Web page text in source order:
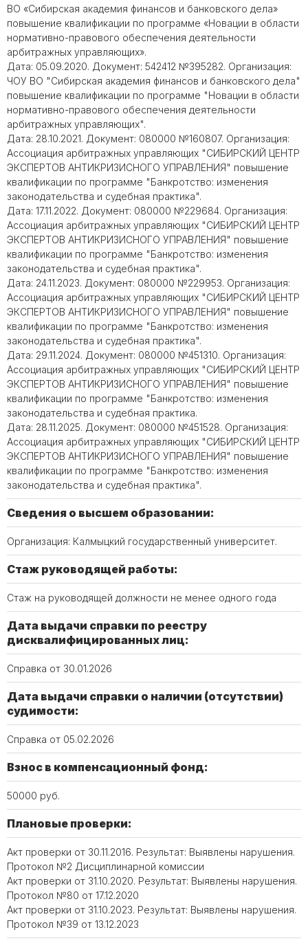
ВО «Сибирская академия финансов и банковского дела»
повышение квалификации по программе «Новации в области
нормативно-правового обеспечения деятельности
арбитражных управляющих».
Дата: 05.09.2020. Документ: 542412 №395282. Организация:
ЧОУ ВО "Сибирская академия финансов и банковского дела"
повышение квалификации по программе "Новации в области
нормативно-правового обеспечения деятельности
арбитражных управляющих".
Дата: 28.10.2021. Документ: 080000 №160807. Организация:
Ассоциация арбитражных управляющих "СИБИРСКИЙ ЦЕНТР
ЭКСПЕРТОВ АНТИКРИЗИСНОГО УПРАВЛЕНИЯ" повышение
квалификации по программе "Банкротство: изменения
законодательства и судебная практика".
Дата: 17.11.2022. Документ: 080000 №229684. Организация:
Ассоциация арбитражных управляющих "СИБИРСКИЙ ЦЕНТР
ЭКСПЕРТОВ АНТИКРИЗИСНОГО УПРАВЛЕНИЯ" повышение
квалификации по программе "Банкротство: изменения
законодательства и судебная практика".
Дата: 24.11.2023. Документ: 080000 №229953. Организация:
Ассоциация арбитражных управляющих "СИБИРСКИЙ ЦЕНТР
ЭКСПЕРТОВ АНТИКРИЗИСНОГО УПРАВЛЕНИЯ" повышение
квалификации по программе "Банкротство: изменения
законодательства и судебная практика".
Дата: 29.11.2024. Документ: 080000 №451310. Организация:
Ассоциация арбитражных управляющих "СИБИРСКИЙ ЦЕНТР
ЭКСПЕРТОВ АНТИКРИЗИСНОГО УПРАВЛЕНИЯ" повышение
квалификации по программе "Банкротство: изменения
законодательства и судебная практика.
Дата: 28.11.2025. Документ: 080000 №451528. Организация:
Ассоциация арбитражных управляющих "СИБИРСКИЙ ЦЕНТР
ЭКСПЕРТОВ АНТИКРИЗИСНОГО УПРАВЛЕНИЯ" повышение
квалификации по программе "Банкротство: изменения
законодательства и судебная практика".
Сведения о высшем образовании:
Организация: Калмыцкий государственный университет.
Стаж руководящей работы:
Стаж на руководящей должности не менее одного года
Дата выдачи справки по реестру
дисквалифицированных лиц:
Справка от 30.01.2026
Дата выдачи справки о наличии (отсутствии)
судимости:
Справка от 05.02.2026
Взнос в компенсационный фонд:
50000 руб.
Плановые проверки:
Акт проверки от 30.11.2016. Результат: Выявлены нарушения.
Протокол №2 Дисциплинарной комиссии
Акт проверки от 31.10.2020. Результат: Выявлены нарушения.
Протокол №80 от 17.12.2020
Акт проверки от 31.10.2023. Результат: Выявлены нарушения.
Протокол №39 от 13.12.2023